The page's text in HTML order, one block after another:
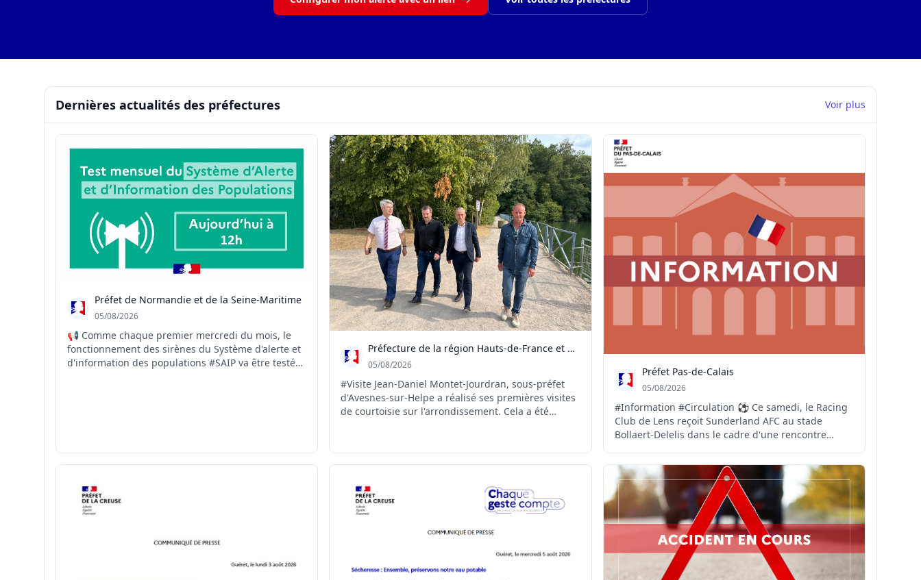
Dernières actualités des préfectures Voir plus
Préfet de Normandie et de la Seine-Maritime
05/08/2026
📢 Comme chaque premier mercredi du mois, le
fonctionnement des sirènes du Système d'alerte et
d'information des populations #SAIP va être testé
Préfecture de la région Hauts-de-France et du Nord
05/08/2026
#Visite Jean-Daniel Montet-Jourdran, sous-préfet
d'Avesnes-sur-Helpe a réalisé ses premières visites
de courtoisie sur l'arrondissement. Cela a été
préoccupations, de visiter les lieux emblématique...
Préfet Pas-de-Calais
05/08/2026
#Information #Circulation ⚽️ Ce samedi, le Racing
Club de Lens reçoit Sunderland AFC au stade
Bollaert-Delelis dans le cadre d'une rencontre
qu'une partie de l'autoroute A1 est fermée pour
cause de travaux. Des difficultés de circulation sont
d...